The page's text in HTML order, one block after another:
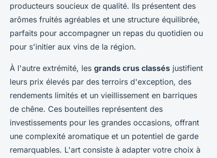
producteurs soucieux de qualité. Ils présentent des
arômes fruités agréables et une structure équilibrée,
parfaits pour accompagner un repas du quotidien ou
pour s'initier aux vins de la région.
À l'autre extrémité, les grands crus classés justifient
leurs prix élevés par des terroirs d'exception, des
rendements limités et un vieillissement en barriques
de chêne. Ces bouteilles représentent des
investissements pour les grandes occasions, offrant
une complexité aromatique et un potentiel de garde
remarquables. L'art consiste à adapter votre choix à